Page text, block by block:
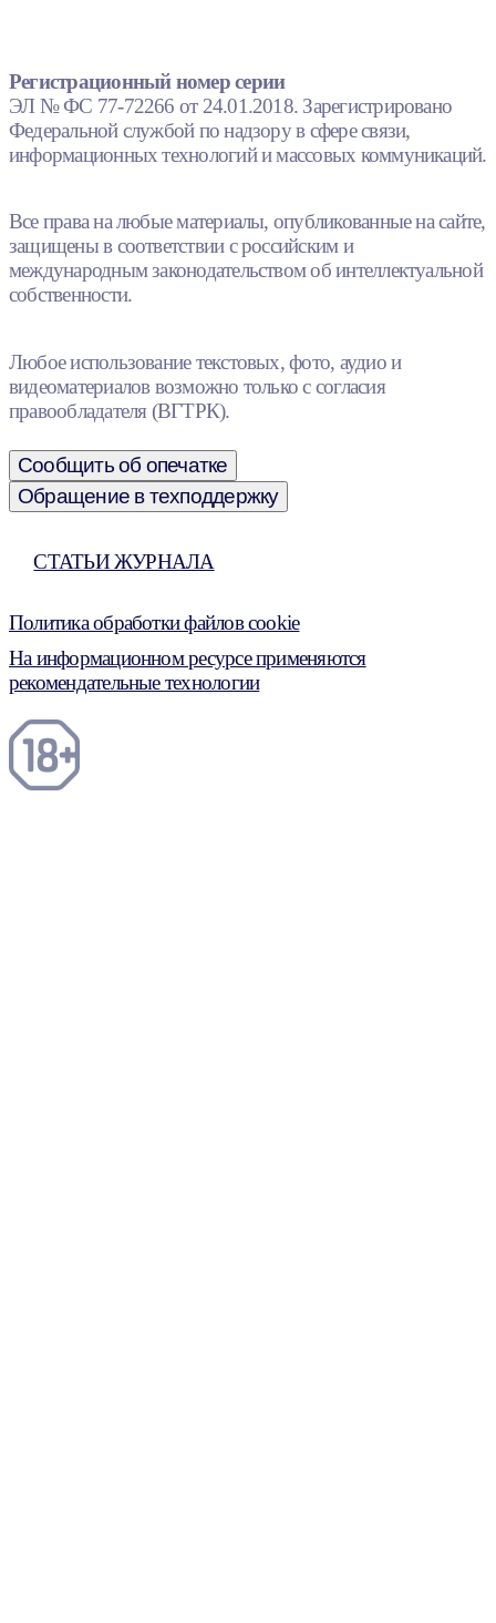
Регистрационный номер серии
ЭЛ № ФС 77-72266 от 24.01.2018. Зарегистрировано
Федеральной службой по надзору в сфере связи,
информационных технологий и массовых коммуникаций.
Все права на любые материалы, опубликованные на сайте,
защищены в соответствии с российским и
международным законодательством об интеллектуальной
собственности.
Любое использование текстовых, фото, аудио и
видеоматериалов возможно только с согласия
правообладателя (ВГТРК).
Сообщить об опечатке
Обращение в техподдержку
СТАТЬИ ЖУРНАЛА
Политика обработки файлов cookie
На информационном ресурсе применяются
рекомендательные технологии